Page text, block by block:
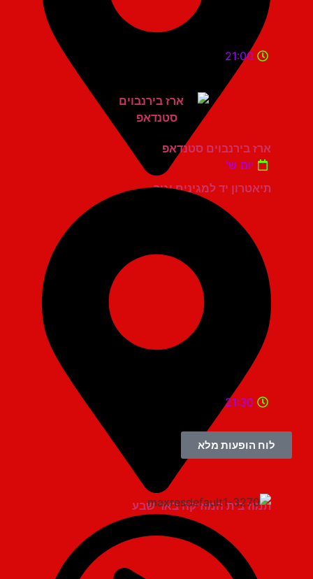
תיאטרון יד למגינים יגור
21:00
ארז בירנבוים סטנדאפ
יום ש'
תמוז בית המוזיקה באר שבע
21:30
לוח הופעות מלא